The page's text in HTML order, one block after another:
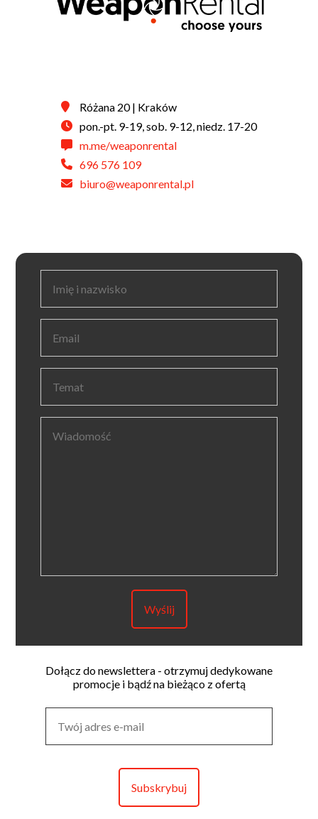
Różana 20 | Kraków
pon.-pt. 9-19, sob. 9-12, niedz. 17-20
m.me/weaponrental
696 576 109
biuro@weaponrental.pl
Dołącz do newslettera - otrzymuj dedykowane
promocje i bądź na bieżąco z ofertą